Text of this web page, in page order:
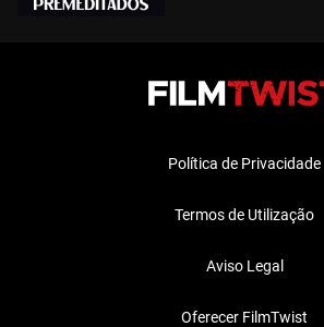
Política de Privacidade
Termos de Utilização
Aviso Legal
Oferecer FilmTwist